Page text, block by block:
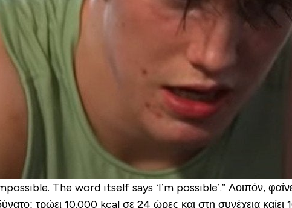
The word itself says ‘I’m possible’.” Λοιπόν,
τρώει 10.000 kcal σε 24 ώρες και στη συνέχεια